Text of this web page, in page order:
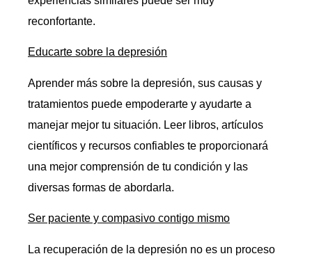
reconfortante.
Educarte sobre la depresión
Aprender más sobre la depresión, sus causas y
tratamientos puede empoderarte y ayudarte a
manejar mejor tu situación. Leer libros, artículos
científicos y recursos confiables te proporcionará
una mejor comprensión de tu condición y las
diversas formas de abordarla.
Ser paciente y compasivo contigo mismo
La recuperación de la depresión no es un proceso